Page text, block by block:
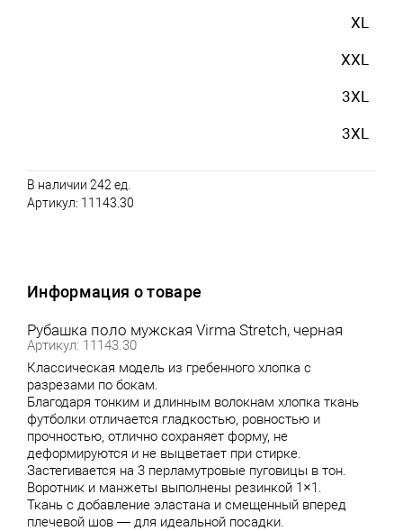
XL
XXL
3XL
3XL
В наличии 242 ед.
Артикул: 11143.30
Информация о товаре
Рубашка поло мужская Virma Stretch, черная
Артикул: 11143.30
Классическая модель из гребенного хлопка с
разрезами по бокам.
Благодаря тонким и длинным волокнам хлопка ткань
футболки отличается гладкостью, ровностью и
прочностью, отлично сохраняет форму, не
деформируются и не выцветает при стирке.
Застегивается на 3 перламутровые пуговицы в тон.
Воротник и манжеты выполнены резинкой 1×1.
Ткань с добавление эластана и смещенный вперед
плечевой шов — для идеальной посадки.